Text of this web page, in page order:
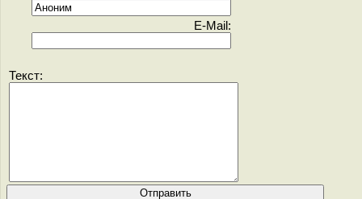
E-Mail:
Текст: